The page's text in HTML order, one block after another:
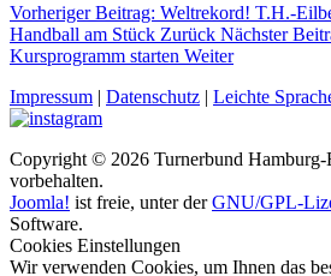
Vorheriger Beitrag: Weltrekord! T.H.-
Handball am Stück Zurück Nächster
Kursprogramm starten Weiter
Impressum | Datenschutz | Leichte
Copyright © 2026 Turnerbund
vorbehalten.
Joomla! ist freie, unter derGNU/GPL-
Software.
Cookies Einstellungen
Wir verwenden Cookies, um Ihnen das